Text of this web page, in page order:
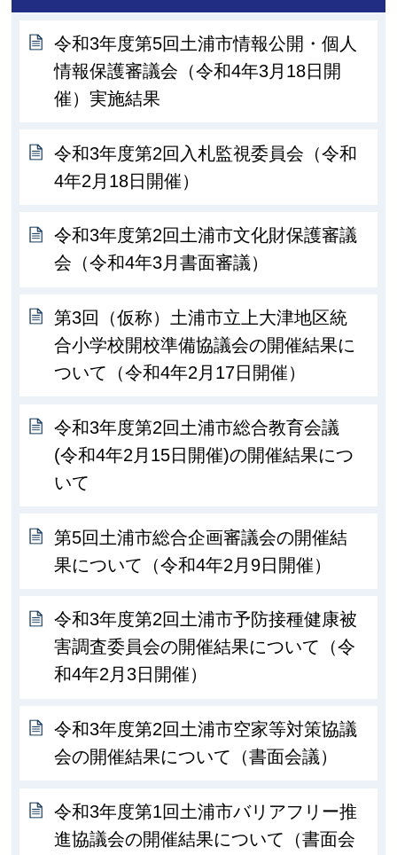
令和3年度第5回土浦市情報公開・個人
情報保護審議会（令和4年3月18日開
催）実施結果
令和3年度第2回入札監視委員会（令和
4年2月18日開催）
令和3年度第2回土浦市文化財保護審議
会（令和4年3月書面審議）
第3回（仮称）土浦市立上大津地区統
合小学校開校準備協議会の開催結果に
ついて（令和4年2月17日開催）
令和3年度第2回土浦市総合教育会議
(令和4年2月15日開催)の開催結果につ
いて
第5回土浦市総合企画審議会の開催結
果について（令和4年2月9日開催）
令和3年度第2回土浦市予防接種健康被
害調査委員会の開催結果について（令
和4年2月3日開催）
令和3年度第2回土浦市空家等対策協議
会の開催結果について（書面会議）
令和3年度第1回土浦市バリアフリー推
進協議会の開催結果について（書面会